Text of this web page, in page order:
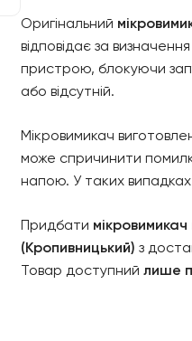
Оригінальний
відповідає за
пристрою, блокуючи
або відсутній.
Мікровимикач
може спричинити
напою. У таких
Придбати
(Кропивницький) з
Товар доступний лише